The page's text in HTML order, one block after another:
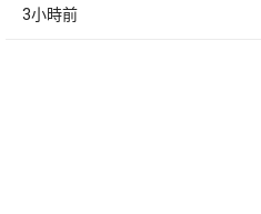
3小時前